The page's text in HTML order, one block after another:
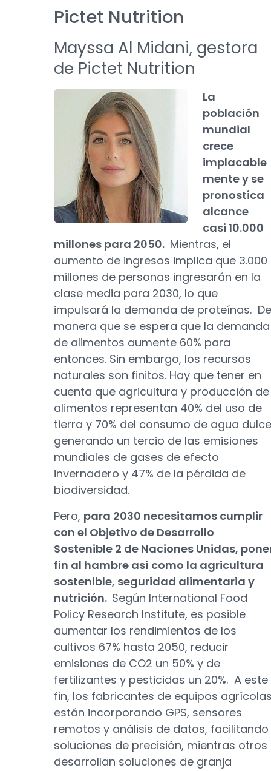
Pictet Nutrition
Mayssa Al Midani, gestora
de Pictet Nutrition
La
población
mundial
crece
implacable
mente y se
pronostica
alcance
casi 10.000
millones para 2050. Mientras, el
aumento de ingresos implica que 3.000
millones de personas ingresarán en la
clase media para 2030, lo que
impulsará la demanda de proteínas. De
manera que se espera que la demanda
de alimentos aumente 60% para
entonces. Sin embargo, los recursos
naturales son finitos. Hay que tener en
cuenta que agricultura y producción de
alimentos representan 40% del uso de
tierra y 70% del consumo de agua
generando un tercio de las emisiones
mundiales de gases de efecto
invernadero y 47% de la pérdida de
biodiversidad.
Pero, para 2030 necesitamos cumplir
con el Objetivo de Desarrollo
Sostenible 2 de Naciones Unidas,
fin al hambre así como la agricultura
sostenible, seguridad alimentaria y
nutrición. Según International Food
Policy Research Institute, es posible
aumentar los rendimientos de los
cultivos 67% hasta 2050, reducir
emisiones de CO2 un 50% y de
fertilizantes y pesticidas un 20%. A este
fin, los fabricantes de equipos
están incorporando GPS, sensores
remotos y análisis de datos, facilitando
soluciones de precisión, mientras otros
desarrollan soluciones de granja